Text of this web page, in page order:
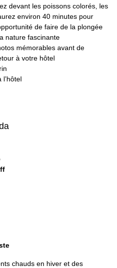
devant les poissons colorés, les
environ 40 minutes pour
de faire de la plongée
nature fascinante
mémorables avant de
à votre hôtel
chauds en hiver et des